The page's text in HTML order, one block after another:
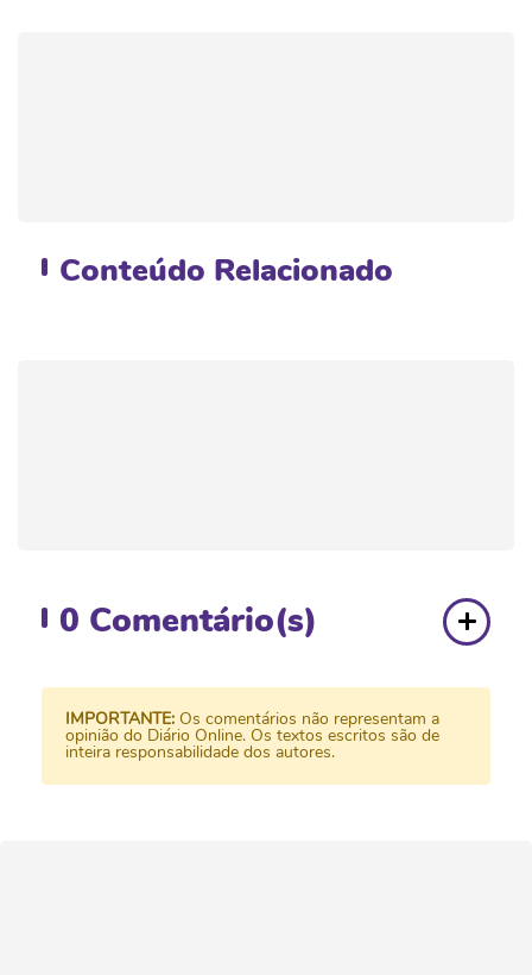
Conteúdo Relacionado
0 Comentário(s)
IMPORTANTE: Os comentários não representam a
opinião do Diário Online. Os textos escritos são de
inteira responsabilidade dos autores.